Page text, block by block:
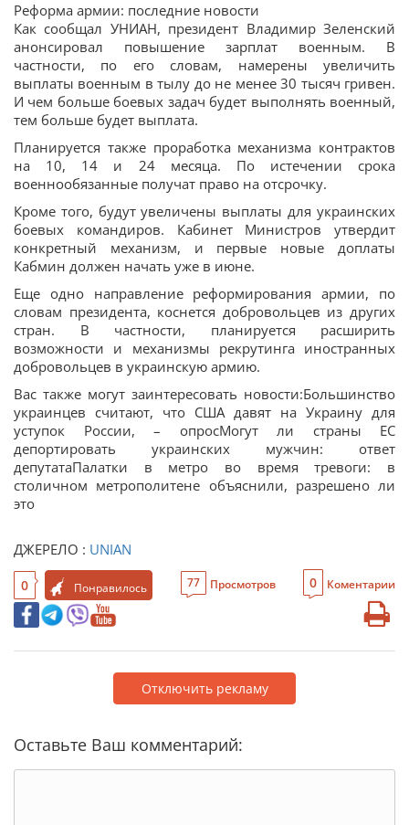
Реформа армии: последние новости
Как сообщал УНИАН, президент Владимир Зеленский
анонсировал повышение зарплат военным. В
частности, по его словам, намерены увеличить
выплаты военным в тылу до не менее 30 тысяч гривен.
И чем больше боевых задач будет выполнять военный,
тем больше будет выплата.
Планируется также проработка механизма контрактов
на 10, 14 и 24 месяца. По истечении срока
военнообязанные получат право на отсрочку.
Кроме того, будут увеличены выплаты для украинских
боевых командиров. Кабинет Министров утвердит
конкретный механизм, и первые новые доплаты
Кабмин должен начать уже в июне.
Еще одно направление реформирования армии, по
словам президента, коснется добровольцев из других
стран. В частности, планируется расширить
возможности и механизмы рекрутинга иностранных
добровольцев в украинскую армию.
Вас также могут заинтересовать новости:Большинство
украинцев считают, что США давят на Украину для
уступок России, – опросМогут ли страны ЕС
депортировать украинских мужчин: ответ
депутатаПалатки в метро во время тревоги: в
столичном метрополитене объяснили, разрешено ли
это
ДЖЕРЕЛО : UNIAN
0 Понравилось 77 Просмотров 0 Коментарии
Отключить рекламу
Оставьте Ваш комментарий: